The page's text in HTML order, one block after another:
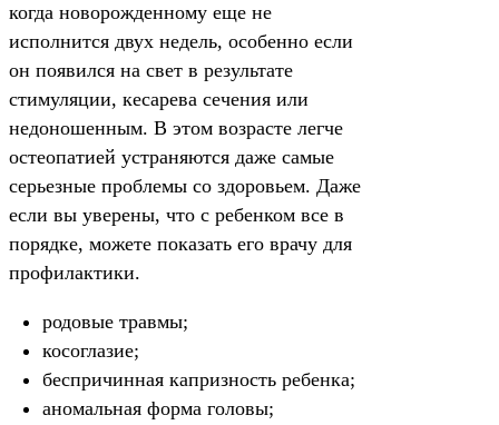
когда новорожденному еще не
исполнится двух недель, особенно если
он появился на свет в результате
стимуляции, кесарева сечения или
недоношенным. В этом возрасте легче
остеопатией устраняются даже самые
серьезные проблемы со здоровьем. Даже
если вы уверены, что с ребенком все в
порядке, можете показать его врачу для
профилактики.
родовые травмы;
косоглазие;
беспричинная капризность ребенка;
аномальная форма головы;